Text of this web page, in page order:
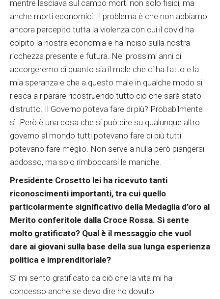
mentre lasciava sul campo morti non solo fisici, ma
anche morti economici. Il problema è che non abbiamo
ancora percepito tutta la violenza con cui il covid ha
colpito la nostra economia e ha inciso sulla nostra
ricchezza presente e futura. Nei prossimi anni ci
accorgeremo di quanto sia il male che ci ha fatto e la
mia speranza e che a questo male in qualche modo si
riesca a riparare ricostruendo tutto ciò che sarà stato
distrutto. Il Governo poteva fare di più? Probabilmente
sì. Però è una cosa che si può dire su qualunque altro
governo al mondo tutti potevano fare di più tutti
potevano fare meglio. Non serve a nulla però piangersi
addosso, ma solo rimboccarsi le maniche.
Presidente Crosetto lei ha ricevuto tanti
riconoscimenti importanti, tra cui quello
particolarmente significativo della Medaglia d’oro al
Merito conferitole dalla Croce Rossa. Si sente
molto gratificato? Qual è il messaggio che vuol
dare ai giovani sulla base della sua lunga esperienza
politica e imprenditoriale?
Sì mi sento gratificato da ciò che la vita mi ha
concesso anche se devo dire ho dovuto